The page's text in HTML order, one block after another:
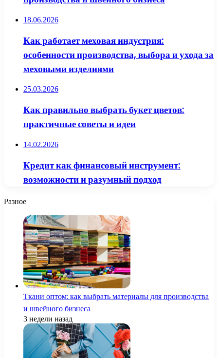
18.06.2026
Как работает меховая индустрия:
особенности производства, выбора и ухода за
меховыми изделиями
25.03.2026
Как правильно выбрать букет цветов:
практичные советы и идеи
14.02.2026
Кредит как финансовый инструмент:
возможности и разумный подход
Разное
Ткани оптом: как выбрать материалы для производства
и швейного бизнеса
3 недели назад